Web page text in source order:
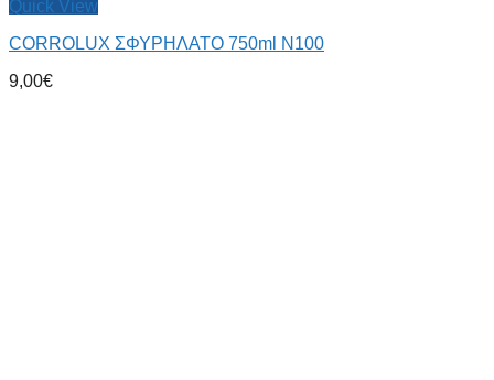
Quick View
CORROLUX ΣΦΥΡΗΛΑΤΟ 750ml Ν100
9,00€